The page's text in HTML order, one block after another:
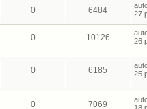
0 6484
27
0 10126
26
0 6185
25
0 7069
18